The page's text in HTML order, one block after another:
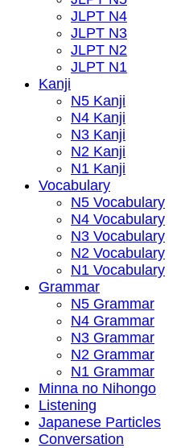
JLPT N4
JLPT N3
JLPT N2
JLPT N1
Kanji
N5 Kanji
N4 Kanji
N3 Kanji
N2 Kanji
N1 Kanji
Vocabulary
N5 Vocabulary
N4 Vocabulary
N3 Vocabulary
N2 Vocabulary
N1 Vocabulary
Grammar
N5 Grammar
N4 Grammar
N3 Grammar
N2 Grammar
N1 Grammar
Minna no Nihongo
Listening
Japanese Particles
Conversation